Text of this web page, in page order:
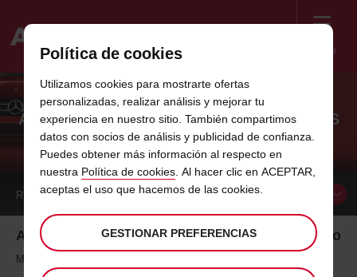
Menú
Avis
AVIS, GALARDONADA POR LOS PREMIOS
LÍDERES DEL TURISMO
RESERVAR UN COCHE
Avis, galardonada por los Premios líderes del turismo
Madrid, 31 de marzo de 2015
Política de cookies
Utilizamos cookies para mostrarte ofertas
personalizadas, realizar análisis y mejorar tu
experiencia en nuestro sitio. También compartimos
datos con socios de análisis y publicidad de confianza.
Puedes obtener más información al respecto en
nuestra Política de cookies. Al hacer clic en ACEPTAR,
aceptas el uso que hacemos de las cookies.
GESTIONAR PREFERENCIAS